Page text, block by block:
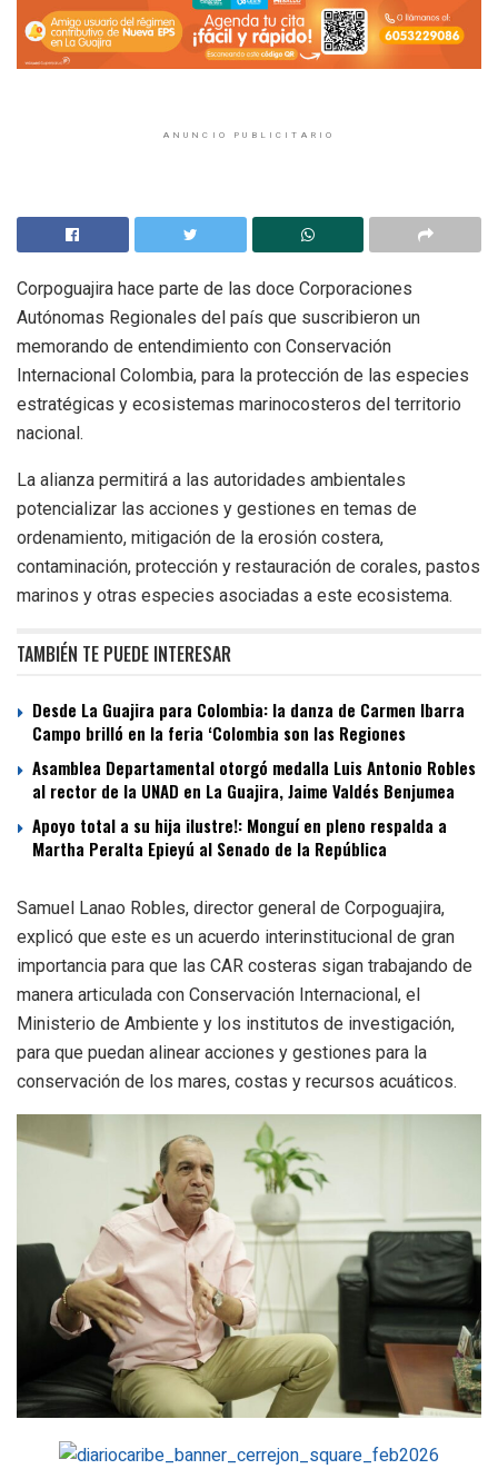
ANUNCIO PUBLICITARIO
Corpoguajira hace parte de las doce Corporaciones
Autónomas Regionales del país que suscribieron un
memorando de entendimiento con Conservación
Internacional Colombia, para la protección de las especies
estratégicas y ecosistemas marinocosteros del territorio
nacional.
La alianza permitirá a las autoridades ambientales
potencializar las acciones y gestiones en temas de
ordenamiento, mitigación de la erosión costera,
contaminación, protección y restauración de corales, pastos
marinos y otras especies asociadas a este ecosistema.
TAMBIÉN TE PUEDE INTERESAR
Desde La Guajira para Colombia: la danza de Carmen Ibarra
Campo brilló en la feria ‘Colombia son las Regiones
Asamblea Departamental otorgó medalla Luis Antonio Robles
al rector de la UNAD en La Guajira, Jaime Valdés Benjumea
Apoyo total a su hija ilustre!: Monguí en pleno respalda a
Martha Peralta Epieyú al Senado de la República
Samuel Lanao Robles, director general de Corpoguajira,
explicó que este es un acuerdo interinstitucional de gran
importancia para que las CAR costeras sigan trabajando de
manera articulada con Conservación Internacional, el
Ministerio de Ambiente y los institutos de investigación,
para que puedan alinear acciones y gestiones para la
conservación de los mares, costas y recursos acuáticos.